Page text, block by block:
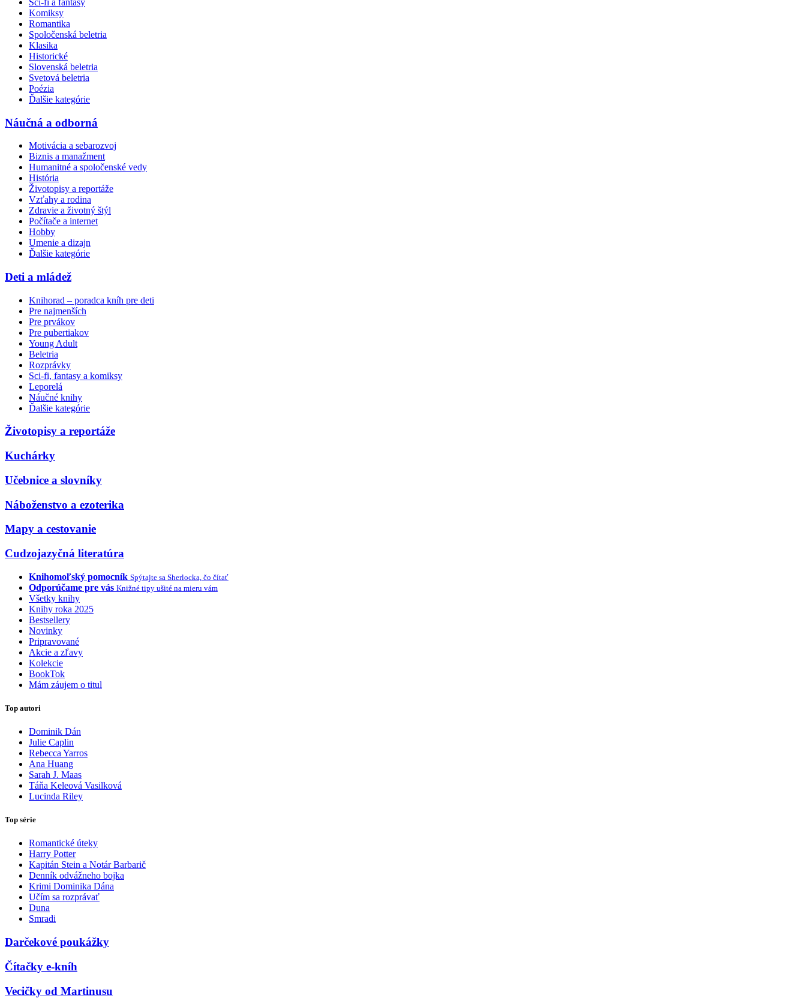
Komiksy
Romantika
Spoločenská beletria
Klasika
Historické
Slovenská beletria
Svetová beletria
Poézia
Ďalšie kategórie
Náučná a odborná
Motivácia a sebarozvoj
Biznis a manažment
Humanitné a spoločenské vedy
História
Životopisy a reportáže
Vzťahy a rodina
Zdravie a životný štýl
Počítače a internet
Hobby
Umenie a dizajn
Ďalšie kategórie
Deti a mládež
Knihorad – poradca kníh pre deti
Pre najmenších
Pre prvákov
Pre pubertiakov
Young Adult
Beletria
Rozprávky
Sci-fi, fantasy a komiksy
Leporelá
Náučné knihy
Ďalšie kategórie
Životopisy a reportáže
Kuchárky
Učebnice a slovníky
Náboženstvo a ezoterika
Mapy a cestovanie
Cudzojazyčná literatúra
Knihomoľský pomocník Spýtajte sa Sherlocka, čo čítať
Odporúčame pre vás Knižné tipy ušité na mieru vám
Všetky knihy
Knihy roka 2025
Bestsellery
Novinky
Pripravované
Akcie a zľavy
Kolekcie
BookTok
Mám záujem o titul
Top autori
Dominik Dán
Julie Caplin
Rebecca Yarros
Ana Huang
Sarah J. Maas
Táňa Keleová Vasilková
Lucinda Riley
Top série
Romantické úteky
Harry Potter
Kapitán Stein a Notár Barbarič
Denník odvážneho bojka
Krimi Dominika Dána
Učím sa rozprávať
Duna
Smradi
Darčekové poukážky
Čítačky e-kníh
Vecičky od Martinusu